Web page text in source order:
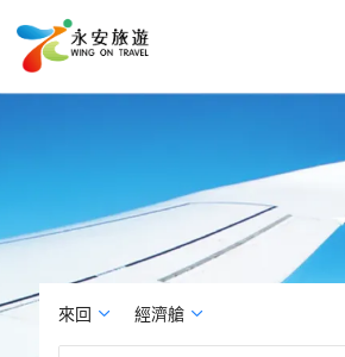
來回 經濟艙